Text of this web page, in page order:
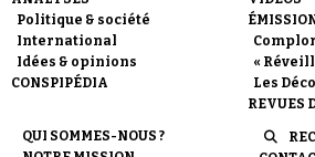
Politique & société
International
Idées & opinions
CONSPIPÉDIA
«
Les
REVUES
QUI SOMMES-NOUS ?